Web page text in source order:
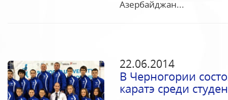
Азербайджан...
22.06.2014
В Черногории
каратэ среди